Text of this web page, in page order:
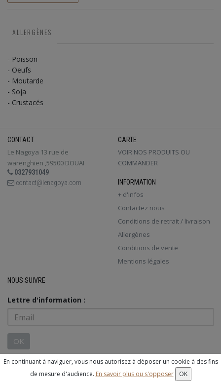
ALLERGÈNES
- Poisson
- Oeufs
- Moutarde
- Soja
- Crustacés
CONTACT
Le Nagoya 13 rue de
warenghien ,59500 DOUAI
0327931049
contact@lenagoya.com
CARTE
VOIR NOS PRODUITS OU
COMMANDER
INFORMATION
+ d'infos
Contactez nous
Conditions de retrait / livraison
Allergènes
Conditions de vente
Mentions légales
NOUS SUIVRE
Lettre d'information :
OK
© 2026 - Logiciel
SaasFood - Logiciel de gestion de commande sur
internet et en magasin
En continuant à naviguer, vous nous autorisez à déposer un cookie à des fins
de mesure d'audience. En savoir plus ou s'opposer OK